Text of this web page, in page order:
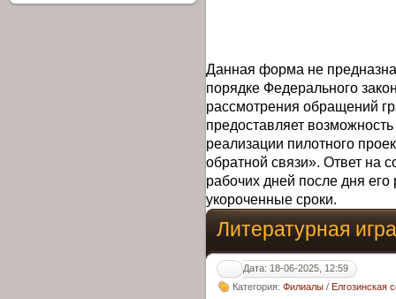
Данная форма не
порядке Федерального
рассмотрения обращений
предоставляет
реализации пилотного
обратной связи». Ответ на
рабочих дней после дня
укороченные сроки.
Литературная
Дата: 18-06-2025, 12:59
Категория: Филиалы / Елгозинская